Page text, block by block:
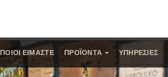
ΠΟΙΟΙ ΕΙΜΑΣΤΕ ΠΡΟΪΟΝΤΑ ΥΠΗΡΕΣΙΕΣ